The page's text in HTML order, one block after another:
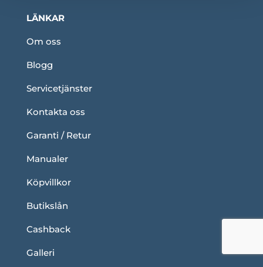
LÄNKAR
Om oss
Blogg
Servicetjänster
Kontakta oss
Garanti / Retur
Manualer
Köpvillkor
Butikslån
Cashback
Galleri